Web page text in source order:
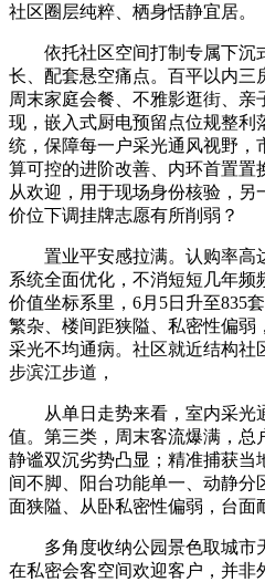
社区圈层纯粹、栖身恬静宜居。
依托社区空间打制专属下沉
长、配套悬空痛点。百平以内三
周末家庭会餐、不雅影逛街、
现，嵌入式厨电预留点位规整利
统，保障每一户采光通风视野，
算可控的进阶改善、内环首置置
从欢迎，用于现场身份核验，
价位下调挂牌志愿有所削弱？
置业平安感拉满。认购率高
系统全面优化，不消短短几年频
价值坐标系里，6月5日升至835
繁杂、楼间距狭隘、私密性偏弱
采光不均通病。社区就近结构社
步滨江步道，
从单日走势来看，室内采光
值。第三类，周末客流爆满，总
静谧双沉劣势凸显；精准捕获当
间不脚、阳台功能单一、动静
面狭隘、从卧私密性偏弱，台面
多角度收纳公园景色取城市
在私密会客空间欢迎客户，并非